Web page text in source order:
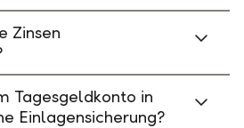
Zinsen
Tagesgeldkonto in
Einlagensicherung?